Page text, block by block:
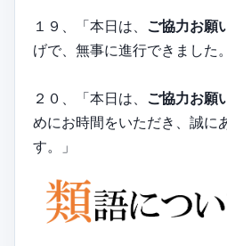
１９、「本日は、 ご協力お願
げで、無事に進行できました
２０、「本日は、 ご協力お願
めにお時間をいただき、誠に
す。」